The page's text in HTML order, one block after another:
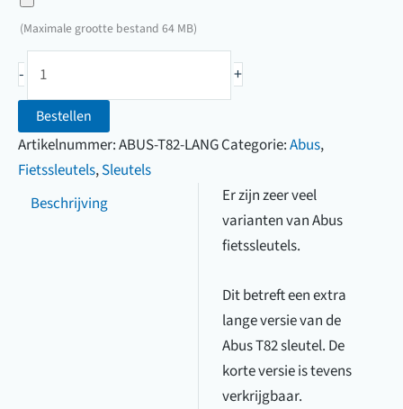
uw
sleutel
foto
van
uw
sleutel
(Maximale grootte bestand 64 MB)
-
fietssleutel
lange
versie
t/m
+
Bestellen
Artikelnummer:ABUS-T82-LANGCategorie:Abus,
Fietssleutels,Sleutels
Beschrijving
Er zijn zeer veel
varianten van Abus
fietssleutels.
Dit betreft een extra
lange versie van de
Abus T82 sleutel. De
korte versie is tevens
verkrijgbaar.